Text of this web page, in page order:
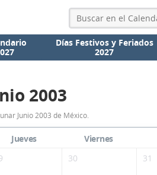
Días Festivos y Feriados
2027
Calendario
Lunar
Junio
2003
Junio 2003 de México.
Jueves Viernes
30 31